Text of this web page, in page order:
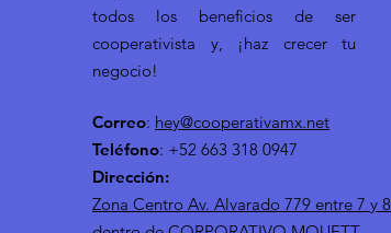
todos los beneficios de ser
cooperativista y, ¡haz crecer tu
negocio!
Correo: hey@cooperativamx.net
Teléfono: +52 663 318 0947
Dirección:
Zona Centro Av. Alvarado 779 entre 7 y 8